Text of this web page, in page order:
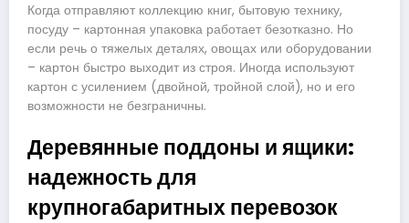
Когда отправляют коллекцию книг, бытовую технику,
посуду – картонная упаковка работает безотказно. Но
если речь о тяжелых деталях, овощах или оборудовании
– картон быстро выходит из строя. Иногда используют
картон с усилением (двойной, тройной слой), но и его
возможности не безграничны.
Деревянные поддоны и ящики:
надежность для
крупногабаритных перевозок